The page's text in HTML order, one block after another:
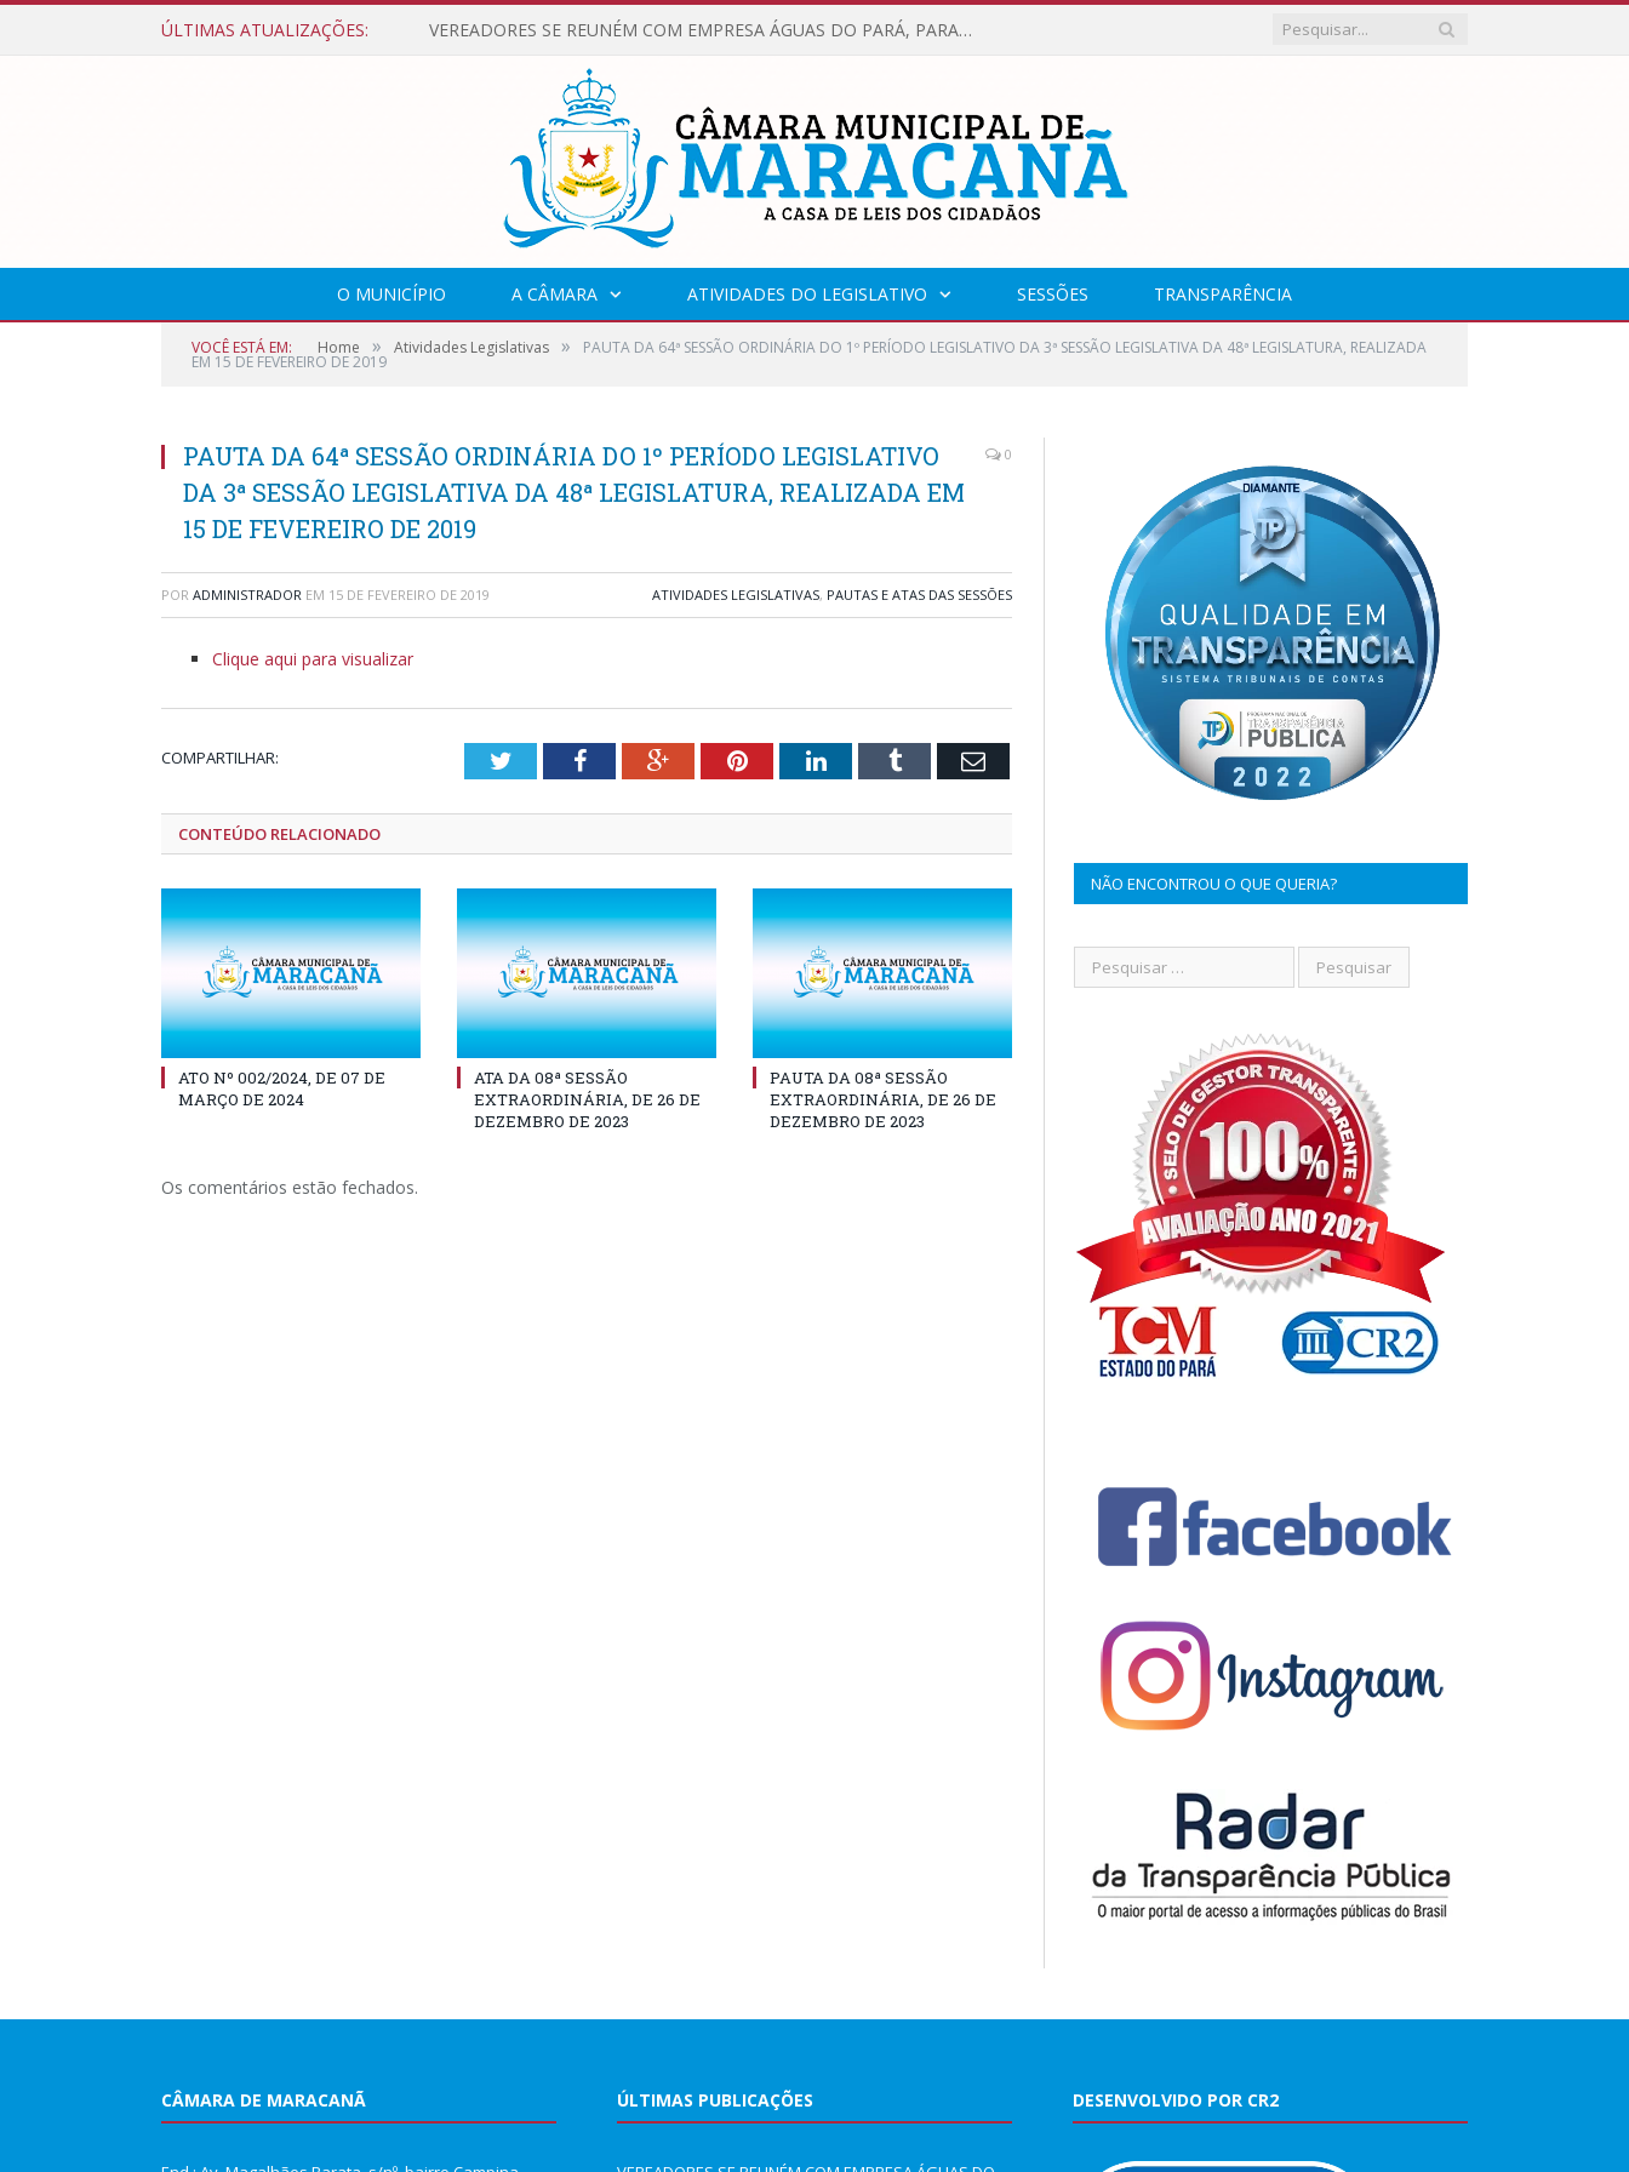
ÚLTIMAS ATUALIZAÇÕES: VEREADORES SE REUNÉM COM EMPRESA ÁGUAS DO PARÁ, PARA APRESENTAR REIVINDICAÇÕES E MELHORIAS NA QUALIDADE DOS SERVIÇOS OFERECIDOS Á POPULAÇÃO.
O MUNICÍPIO A CÂMARA ATIVIDADES DO LEGISLATIVO SESSÕES TRANSPARÊNCIA
VOCÊ ESTÁ EM: Home » Atividades Legislativas » PAUTA DA 64ª SESSÃO ORDINÁRIA DO 1º PERÍODO LEGISLATIVO DA 3ª SESSÃO LEGISLATIVA DA 48ª LEGISLATURA, REALIZADA
EM 15 DE FEVEREIRO DE 2019
PAUTA DA 64ª SESSÃO ORDINÁRIA DO 1º PERÍODO LEGISLATIVO
DA 3ª SESSÃO LEGISLATIVA DA 48ª LEGISLATURA, REALIZADA EM
15 DE FEVEREIRO DE 2019
0
POR ADMINISTRADOR EM 15 DE FEVEREIRO DE 2019 ATIVIDADES LEGISLATIVAS, PAUTAS E ATAS DAS SESSÕES
Clique aqui para visualizar
COMPARTILHAR: TwitterFacebookGoogle+PinterestLinkedInTumblr Email
CONTEÚDO RELACIONADO
ATO Nº 002/2024, DE 07 DE
MARÇO DE 2024
ATA DA 08ª SESSÃO
EXTRAORDINÁRIA, DE 26 DE
DEZEMBRO DE 2023
PAUTA DA 08ª SESSÃO
EXTRAORDINÁRIA, DE 26 DE
DEZEMBRO DE 2023
Os comentários estão fechados.
NÃO ENCONTROU O QUE QUERIA?
CÂMARA DE MARACANÃ ÚLTIMAS PUBLICAÇÕES DESENVOLVIDO POR CR2